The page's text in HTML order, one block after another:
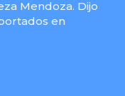
Dijo
en